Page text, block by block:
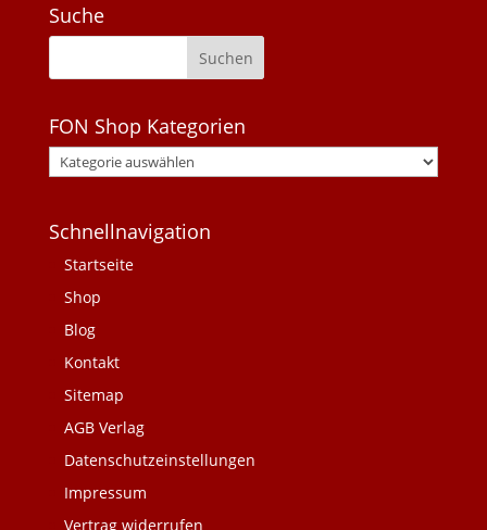
Suche
FON Shop Kategorien
Schnellnavigation
Startseite
Shop
Blog
Kontakt
Sitemap
AGB Verlag
Datenschutzeinstellungen
Impressum
Vertrag widerrufen